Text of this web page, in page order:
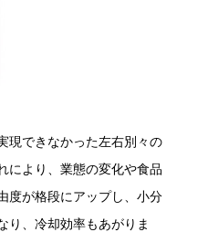
現できなかった左右別々の
により、業態の変化や食品
度が格段にアップし、小分
り、冷却効率もあがりま